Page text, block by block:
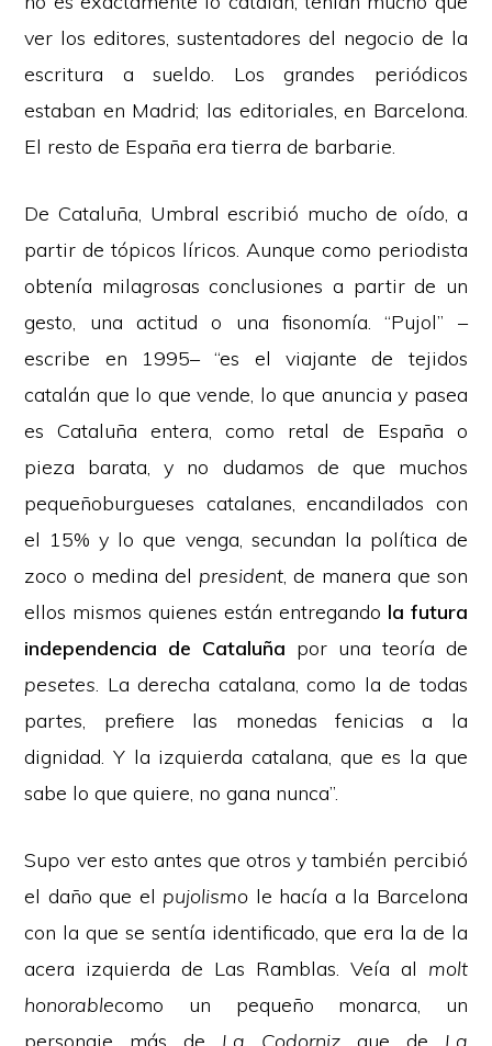
ver los editores, sustentadores del negocio de la
escritura a sueldo. Los grandes periódicos
estaban en Madrid; las editoriales, en Barcelona.
El resto de España era tierra de barbarie.
De Cataluña, Umbral escribió mucho de oído, a
partir de tópicos líricos. Aunque como periodista
obtenía milagrosas conclusiones a partir de un
gesto, una actitud o una fisonomía. “Pujol” –
escribe en 1995– “es el viajante de tejidos
catalán que lo que vende, lo que anuncia y pasea
es Cataluña entera, como retal de España o
pieza barata, y no dudamos de que muchos
pequeñoburgueses catalanes, encandilados con
el 15% y lo que venga, secundan la política de
zoco o medina del president, de manera que son
ellos mismos quienes están entregando la futura
independencia de Cataluña por una teoría de
pesetes. La derecha catalana, como la de todas
partes, prefiere las monedas fenicias a la
dignidad. Y la izquierda catalana, que es la que
sabe lo que quiere, no gana nunca”.
Supo ver esto antes que otros y también percibió
el daño que el pujolismo le hacía a la Barcelona
con la que se sentía identificado, que era la de la
acera izquierda de Las Ramblas. Veía al molt
honorablecomo un pequeño monarca, un